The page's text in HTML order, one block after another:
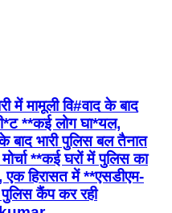
में मामूली वि#वाद के बाद
**कई लोग घा*यल,
बाद भारी पुलिस बल तैनात
**कई घरों में पुलिस का
एक हिरासत में **एसडीएम-
कैंप कर रही